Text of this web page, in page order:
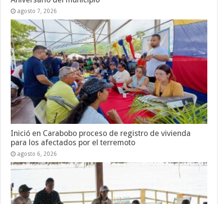
agosto 7, 2026
Inició en Carabobo proceso de registro de vivienda
para los afectados por el terremoto
agosto 6, 2026